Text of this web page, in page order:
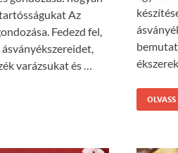
Az
Fedezd fel,
varázsukat és …